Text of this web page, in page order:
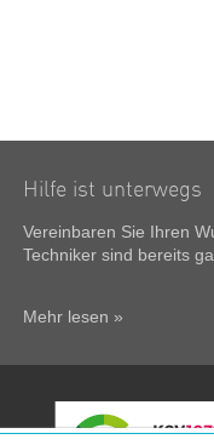
Hilfe ist unterwegs
Vereinbaren Sie Ihren
Techniker sind bereits
Mehr lesen »